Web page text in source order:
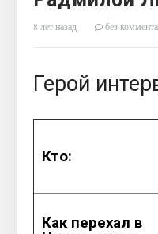
8 лет назад без
Герой
Кто:
Как перехал в